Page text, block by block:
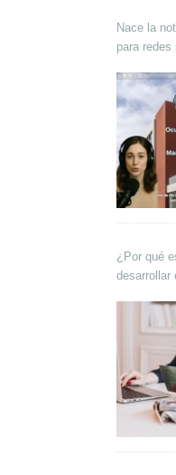
Nace la
para
¿Por qué
desarrollar